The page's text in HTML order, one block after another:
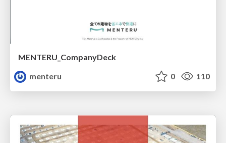
MENTERU_CompanyDeck
menteru
0 110